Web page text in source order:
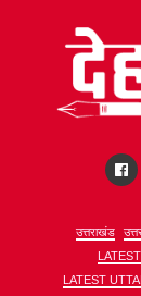
उत्तराखंड
LATEST